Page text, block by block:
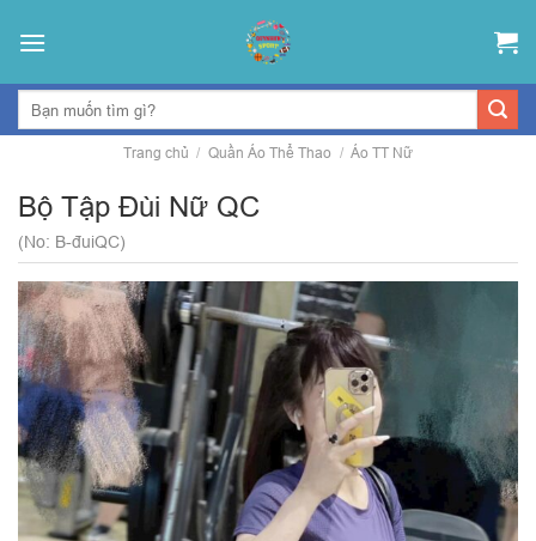
Trang chủ / Quần Áo Thể Thao / Áo TT Nữ
Bộ Tập Đùi Nữ QC
(No: B-đuiQC)